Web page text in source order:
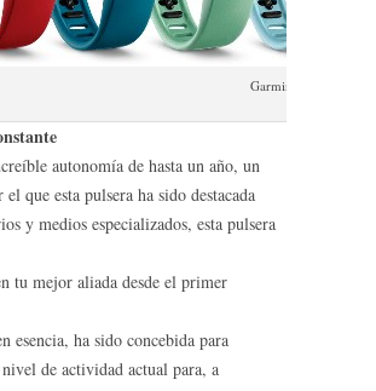
Garmin vivofit 2
autonomía de hasta un año, un
el que esta pulsera ha sido destacada
y medios especializados, esta pulsera
tu mejor aliada desde el primer
esencia, ha sido concebida para
de actividad actual para, a